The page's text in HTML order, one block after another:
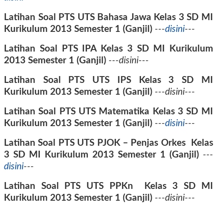
Latihan Soal PTS UTS Bahasa Jawa Kelas 3SD MI
Kurikulum 2013 Semester 1 (Ganjil) ---disini---
Latihan Soal PTS IPA Kelas 3 SD MI Kurikulum
2013 Semester 1 (Ganjil) ---disini---
Latihan Soal PTS UTS IPS Kelas 3 SD MI
Kurikulum 2013 Semester 1 (Ganjil) ---disini---
Latihan Soal PTS UTS Matematika Kelas 3SD MI
Kurikulum 2013 Semester 1 (Ganjil) ---disini---
Latihan Soal PTS UTS PJOK – Penjas Orkes
Kelas
3 SD MI Kurikulum 2013 Semester 1 (Ganjil) ---
disini---
Latihan Soal PTS UTS PPKn Kelas 3 SD MI
Kurikulum 2013 Semester 1 (Ganjil) ---disini---